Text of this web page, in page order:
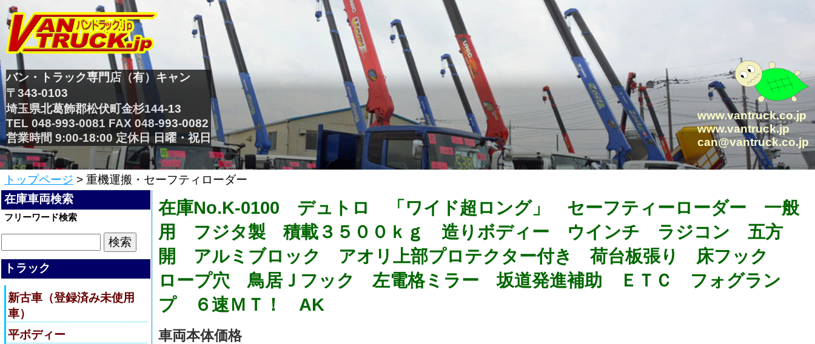
バン・トラック専門店（有）キャン
〒343-0103
埼玉県北葛飾郡松伏町金杉144-13
TEL 048-993-0081 FAX 048-993-0082
営業時間 9:00-18:00 定休日 日曜・祝日
www.vantruck.co.jp
www.vantruck.jp
can@vantruck.co.jp
トップページ > 重機運搬・セーフティローダー
在庫車両検索
フリーワード検索
トラック
新古車（登録済み未使用
車）
平ボディー
在庫No.K-0100 デュトロ 「ワイド超ロング」 セーフティーローダー 一般
用 フジタ製 積載３５００ｋｇ 造りボディー ウインチ ラジコン 五方
開 アルミブロック アオリ上部プロテクター付き 荷台板張り 床フック
ロープ穴 鳥居Ｊフック 左電格ミラー 坂道発進補助 ＥＴＣ フォグラン
プ ６速ＭＴ！ AK
車両本体価格